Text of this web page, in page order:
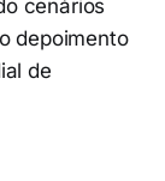
cenários
depoimento
de